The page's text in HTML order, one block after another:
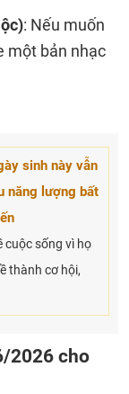
: Nếu muốn
một bản nhạc
sinh này vẫn
năng lượng bất
cuộc sống vì họ
thành cơ hội,
2026 cho